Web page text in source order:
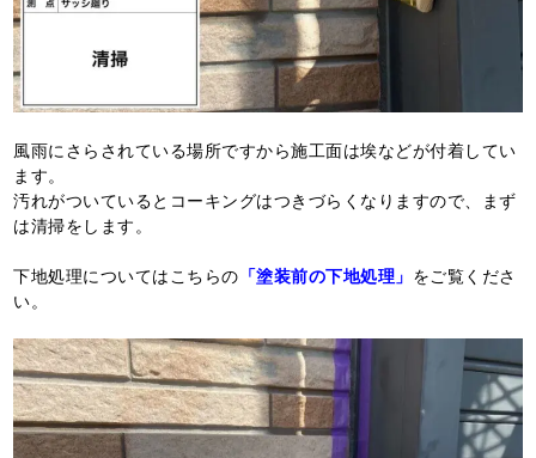
風雨にさらされている場所ですから施工面は埃などが付着してい
ます。
汚れがついているとコーキングはつきづらくなりますので、まず
は清掃をします。
下地処理についてはこちらの 「塗装前の下地処理」 をご覧くださ
い。